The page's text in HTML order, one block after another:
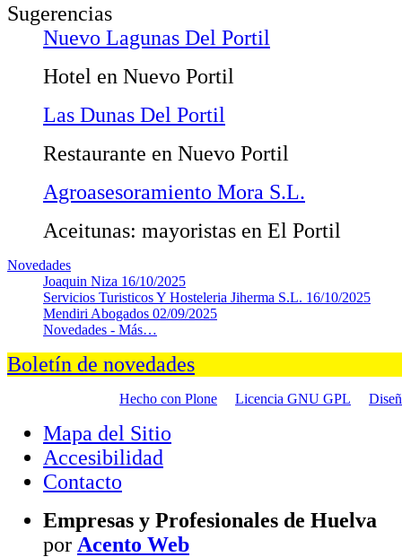
Sugerencias
Nuevo Lagunas Del Portil
Hotel en Nuevo Portil
Las Dunas Del Portil
Restaurante en Nuevo Portil
Agroasesoramiento Mora S.L.
Aceitunas: mayoristas en El Portil
Novedades
Joaquin Niza 16/10/2025
Servicios Turisticos Y Hosteleria Jiherma S.L. 16/10/2025
Mendiri Abogados 02/09/2025
Novedades - Más…
Boletín de novedades
Hecho con Plone Licencia GNU GPL
Mapa del Sitio
Accesibilidad
Contacto
Empresas y Profesionales de Huelva
por Acento Web